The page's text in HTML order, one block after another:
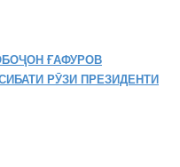
ҒАФУРОВ
РӮЗИ ПРЕЗИДЕНТИ